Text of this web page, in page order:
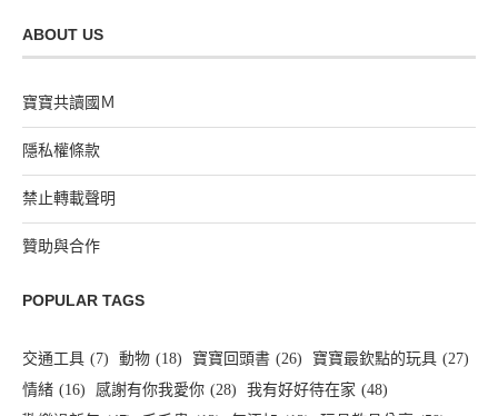
ABOUT US
寶寶共讀國Ｍ
隱私權條款
禁止轉載聲明
贊助與合作
POPULAR TAGS
交通工具 (7) 動物 (18) 寶寶回頭書 (26) 寶寶最欽點的玩具 (27)
情緒 (16) 感謝有你我愛你 (28) 我有好好待在家 (48)